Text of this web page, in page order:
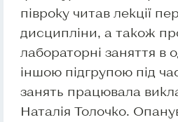
півроку читав лекції
дисципліни, а також
лабораторні заняття в
іншою підгрупою під
занять працювала
Наталія Толочко.